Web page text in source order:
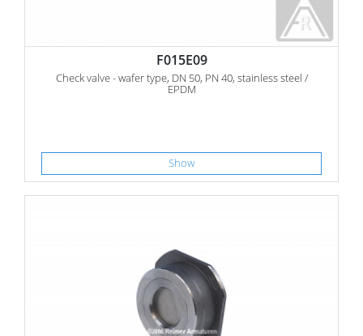
F015E09
Check valve - wafer type, DN 50, PN 40, stainless steel /
EPDM
Show